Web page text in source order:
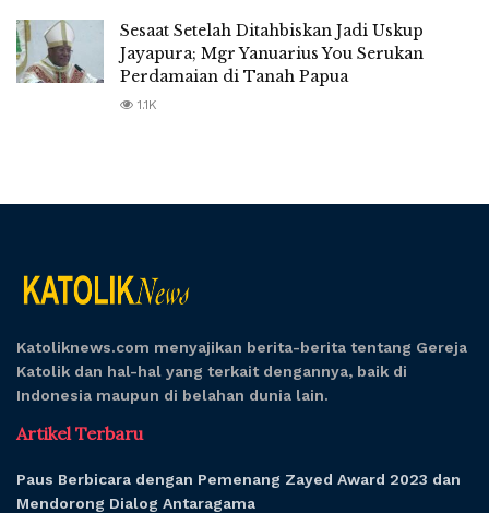
Sesaat Setelah Ditahbiskan Jadi Uskup
Jayapura; Mgr Yanuarius You Serukan
Perdamaian di Tanah Papua
1.1K
Katoliknews.com menyajikan berita-berita tentang Gereja
Katolik dan hal-hal yang terkait dengannya, baik di
Indonesia maupun di belahan dunia lain.
Artikel Terbaru
Paus Berbicara dengan Pemenang Zayed Award 2023 dan
Mendorong Dialog Antaragama